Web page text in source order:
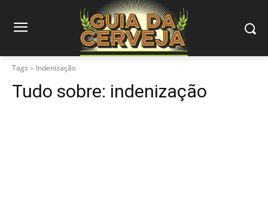
Tags Indenização
Tudo sobre: indenização